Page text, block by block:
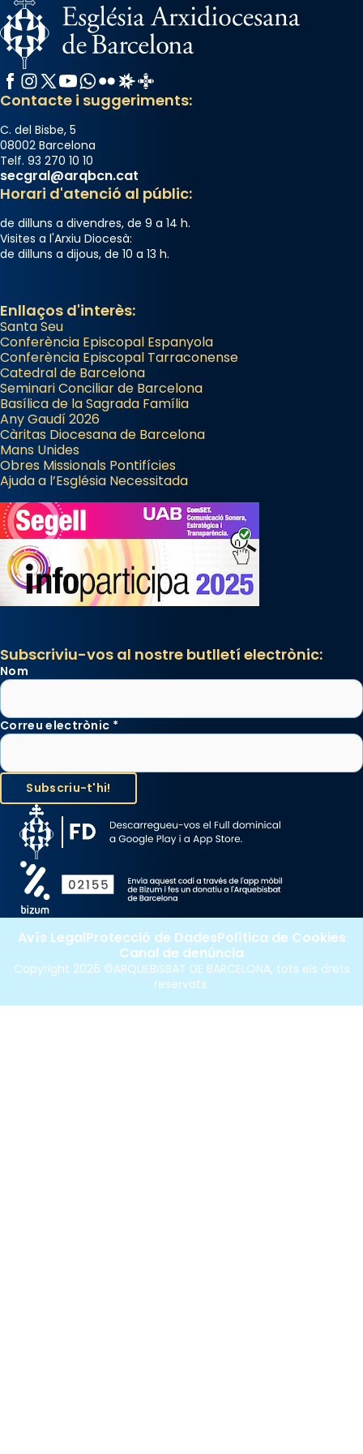
Facebook
Instagram
X / Twitter
YouTube
WhatsApp
FlickrRadio Estel
Catalunya Cristiana
Contacte i suggeriments:
C. del Bisbe, 5
08002 Barcelona
Telf. 93 270 10 10
secgral@arqbcn.cat
Horari d'atenció al públic:
de dilluns a divendres, de 9 a 14 h.
Visites a l'Arxiu Diocesà:
de dilluns a dijous, de 10 a 13 h.
Enllaços d'interès:
Santa Seu
Conferència Episcopal Espanyola
Conferència Episcopal Tarraconense
Catedral de Barcelona
Seminari Conciliar de Barcelona
Basílica de la Sagrada Família
Any Gaudí 2026
Càritas Diocesana de Barcelona
Mans Unides
Obres Missionals Pontifícies
Ajuda a l’Església Necessitada
Subscriviu-vos al nostre butlletí electrònic:
Nom
Correu electrònic *
Copyright 2026 ©ARQUEBISBAT DE BARCELONA, tots els drets
reservats.
Avís LegalProtecció de DadesPolítica de Cookies
Canal de denúncia